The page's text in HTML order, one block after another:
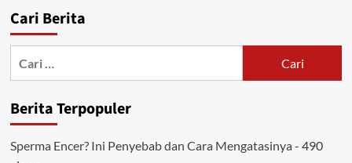
Cari Berita
Berita Terpopuler
Sperma Encer? Ini Penyebab dan Cara Mengatasinya - 490